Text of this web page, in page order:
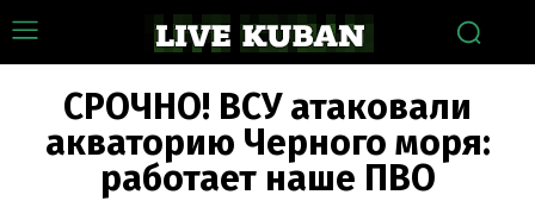
СРОЧНО! ВСУ атаковали
акваторию Черного моря:
работает наше ПВО